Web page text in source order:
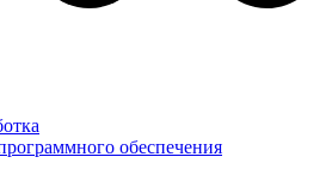
обеспечения